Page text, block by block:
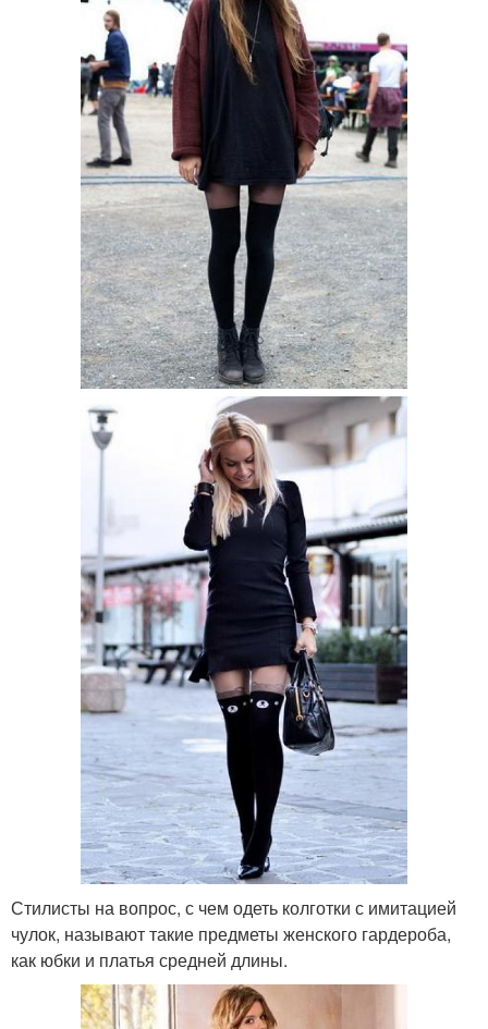
Стилисты на вопрос, с чем одеть колготки с имитацией
чулок, называют такие предметы женского гардероба,
как юбки и платья средней длины.